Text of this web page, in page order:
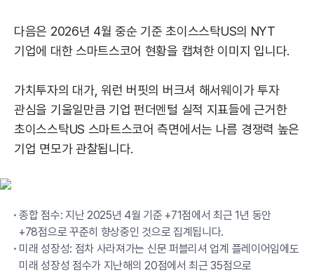
다음은 2026년 4월 중순 기준 초이스스탁US의 NYT
기업에 대한 스마트스코어 현황을 캡쳐한 이미지 입니다.
가치투자의 대가, 워런 버핏의 버크셔 해서웨이가 투자
관심을 기울일만큼 기업 펀더멘털 실적 지표들에 근거한
초이스스탁US 스마트스코어 측면에서는 나름 경쟁력 높은
기업 면모가 관찰됩니다.
종합 점수: 지난 2025년 4월 기준 +71점에서 최근 1년 동안
+78점으로 꾸준히 향상중인 것으로 집계됩니다.
미래 성장성: 점차 사라져가는 신문 퍼블리셔 업계 플레이어임에도
미래 성장성 점수가 지난해의 20점에서 최근 35점으로